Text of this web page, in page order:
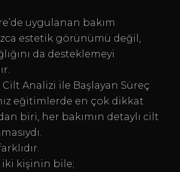
uygulanan bakım
estetik görünümü değil,
da desteklemeyi
Analizi ile Başlayan Süreç
eğitimlerde en çok dikkat
biri, her bakımın detaylı cilt
iki kişinin bile;